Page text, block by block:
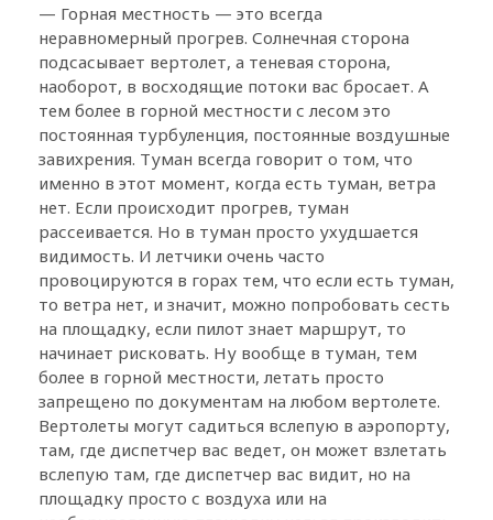
— Горная местность — это всегда
неравномерный прогрев. Солнечная сторона
подсасывает вертолет, а теневая сторона,
наоборот, в восходящие потоки вас бросает. А
тем более в горной местности с лесом это
постоянная турбуленция, постоянные воздушные
завихрения. Туман всегда говорит о том, что
именно в этот момент, когда есть туман, ветра
нет. Если происходит прогрев, туман
рассеивается. Но в туман просто ухудшается
видимость. И летчики очень часто
провоцируются в горах тем, что если есть туман,
то ветра нет, и значит, можно попробовать сесть
на площадку, если пилот знает маршрут, то
начинает рисковать. Ну вообще в туман, тем
более в горной местности, летать просто
запрещено по документам на любом вертолете.
Вертолеты могут садиться вслепую в аэропорту,
там, где диспетчер вас ведет, он может взлетать
вслепую там, где диспетчер вас видит, но на
площадку просто с воздуха или на